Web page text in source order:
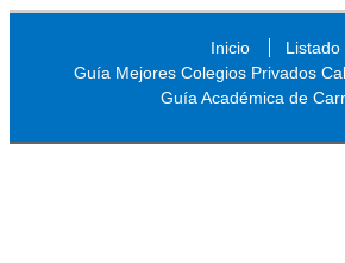
Inicio
Guía Mejores Colegios Privados
Guía Académica de